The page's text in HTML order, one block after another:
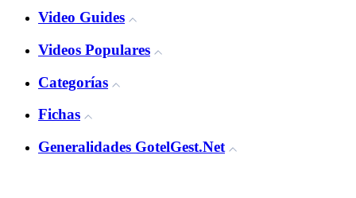
Video Guides
Videos Populares
Categorías
Fichas
Generalidades GotelGest.Net